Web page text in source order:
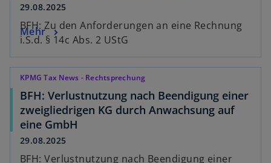
29.08.2025
BFH: Zu den Anforderungen an eine Rechnung
i.S.d. § 14c Abs. 2 UStG
Mehr
KPMG Tax News - Rechtsprechung
BFH: Verlustnutzung nach Beendigung einer
zweigliedrigen KG durch Anwachsung auf
eine GmbH
29.08.2025
BFH: Verlustnutzung nach Beendigung einer